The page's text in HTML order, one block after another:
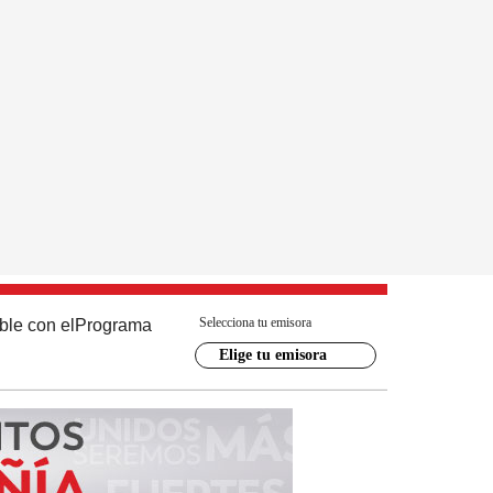
con el Programa Selecciona tu emisora
Elige tu emisora